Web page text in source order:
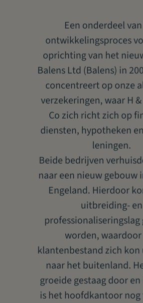
Aansprakelijkheidsverzekering voor
masseurs, schoonheidsspecialisten,
vertrouwenspersoonen.
Vraag een offerte aan
Organisatie of individu met
Aansprakelijkheidsverzekeringen voor
dan één gezondheids-, welzijns- of
Privacyverklaring
Algemene voorwaarden
Gegevensverwerking
Een onderdeel
ontwikkelingsproces
oprichting van het
Balens Ltd (Balens) in
concentreert op onze
verzekeringen, waar H
Co zich richt zich op
diensten, hypotheken
leningen.
Beide bedrijven
naar een nieuw gebouw
Engeland. Hierdoor
uitbreiding- en
worden,
klantenbestand zich
naar het buitenland.
groeide gestaag door
is het hoofdkantoor